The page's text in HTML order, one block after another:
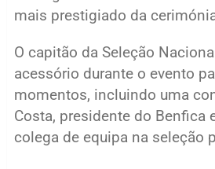
mais prestigiado da
O capitão da Seleção
acessório durante o evento
momentos, incluindo uma
Costa, presidente do Benfica
colega de equipa na seleção